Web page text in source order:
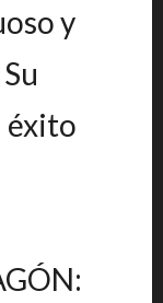
y
éxito